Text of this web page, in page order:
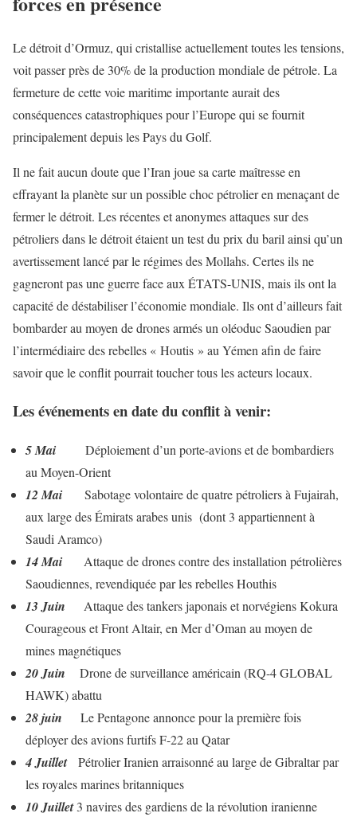
Le détroit d’Ormuz, qui cristallise actuellement toutes les tensions,
voit passer près de 30% de la production mondiale de pétrole. La
fermeture de cette voie maritime importante aurait des
conséquences catastrophiques pour l’Europe qui se fournit
principalement depuis les Pays du Golf.
Il ne fait aucun doute que l’Iran joue sa carte maîtresse en
effrayant la planète sur un possible choc pétrolier en menaçant de
fermer le détroit. Les récentes et anonymes attaques sur des
pétroliers dans le détroit étaient un test du prix du baril ainsi qu’un
avertissement lancé par le régimes des Mollahs. Certes ils ne
gagneront pas une guerre face aux ÉTATS-UNIS, mais ils ont la
capacité de déstabiliser l’économie mondiale. Ils ont d’ailleurs fait
bombarder au moyen de drones armés un oléoduc Saoudien par
l’intermédiaire des rebelles « Houtis » au Yémen afin de faire
savoir que le conflit pourrait toucher tous les acteurs locaux.
Les événements en date du conflit à venir:
5 Mai
Déploiement d’un porte-avions et de bombardiers
au Moyen-Orient
12 Mai
Sabotage volontaire de quatre pétroliers à Fujairah,
aux large des Émirats arabes unis (dont 3 appartiennent à
Saudi Aramco)
14 Mai Attaque de drones contre des installation pétrolières
Saoudiennes, revendiquée par les rebelles Houthis
13 Juin Attaque des tankers japonais et norvégiens Kokura
Courageous et Front Altair, en Mer d’Oman au moyen de
mines magnétiques
20 Juin
Drone de surveillance américain (RQ-4 GLOBAL
HAWK) abattu
28 juin Le Pentagone annonce pour la première fois
déployer des avions furtifs F-22 au Qatar
4 JuilletPétrolier Iranien arraisonné au large de Gibraltar par
les royales marines britanniques
10 Juillet3 navires des gardiens de la révolution iranienne